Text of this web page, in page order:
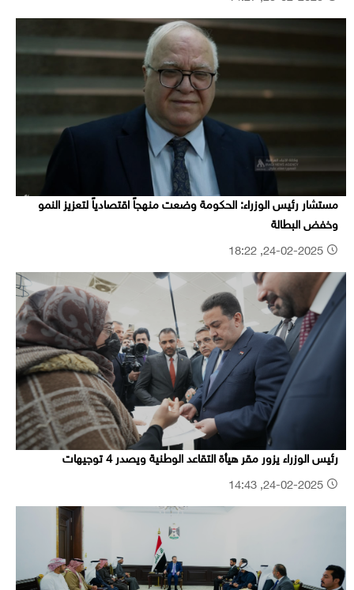
مستشار رئيس الوزراء: الحكومة وضعت منهجاً اقتصادياً لتعزيز النمو
وخفض البطالة
رئيس الوزراء يزور مقر هيأة التقاعد الوطنية ويصدر 4 توجيهات